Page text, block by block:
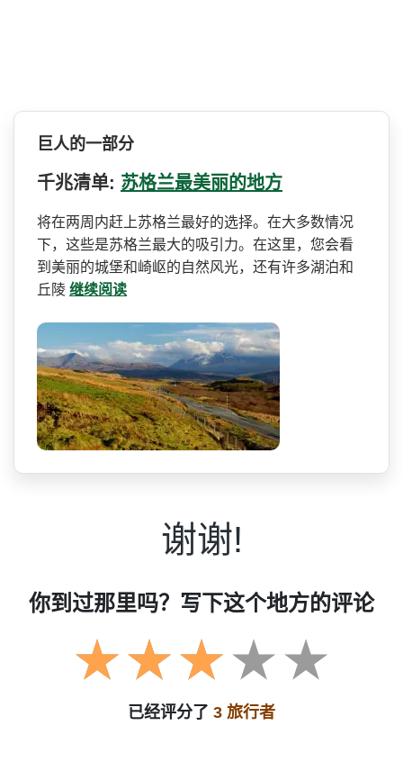
巨人的一部分
千兆清单: 苏格兰最美丽的地方
将在两周内赶上苏格兰最好的­选择。在大多数情况
下，这些是苏格兰最大的吸引力。­在这里，您会看
到美丽的城堡和崎岖的自然风光，还有­许多湖泊和
丘陵 继续阅读
谢谢!
你到过那里吗？写下这个地方的评论
已经评分了 3 旅行者